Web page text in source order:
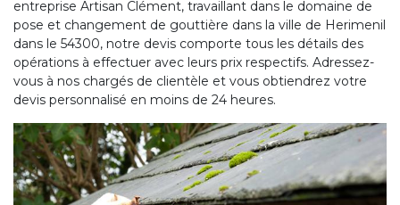
entreprise Artisan Clément, travaillant dans le domaine de
pose et changement de gouttière dans la ville de Herimenil
dans le 54300, notre devis comporte tous les détails des
opérations à effectuer avec leurs prix respectifs. Adressez-
vous à nos chargés de clientèle et vous obtiendrez votre
devis personnalisé en moins de 24 heures.